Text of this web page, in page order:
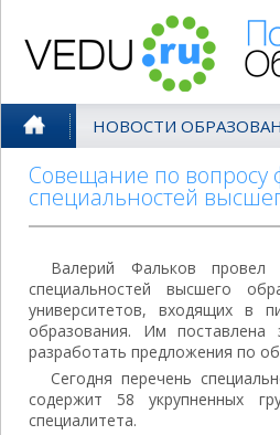
НОВОСТИ
Совещание по
специальностей
Валерий Фальков
специальностей высшего
университетов, входящих в
образования. Им
разработать предложения по
Сегодня перечень
содержит 58 укрупненных
специалитета.